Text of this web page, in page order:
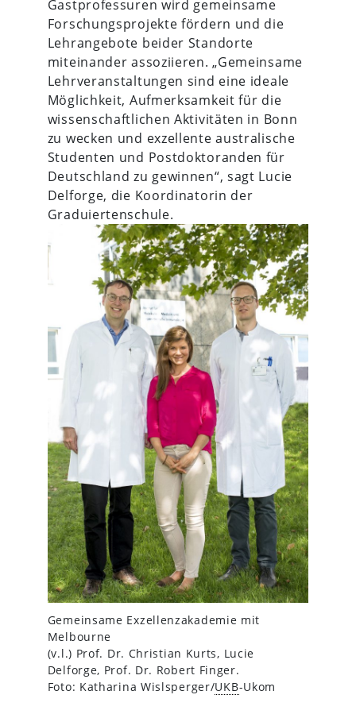
Gastprofessuren wird gemeinsame
Forschungsprojekte fördern und die
Lehrangebote beider Standorte
miteinander assoziieren. „Gemeinsame
Lehrveranstaltungen sind eine ideale
Möglichkeit, Aufmerksamkeit für die
wissenschaftlichen Aktivitäten in Bonn
zu wecken und exzellente australische
Studenten und Postdoktoranden für
Deutschland zu gewinnen“, sagt Lucie
Delforge, die Koordinatorin der
Graduiertenschule.
Gemeinsame Exzellenzakademie mit
Melbourne
(v.l.) Prof. Dr. Christian Kurts, Lucie
Delforge, Prof. Dr. Robert Finger.
Foto: Katharina Wislsperger/UKB-Ukom